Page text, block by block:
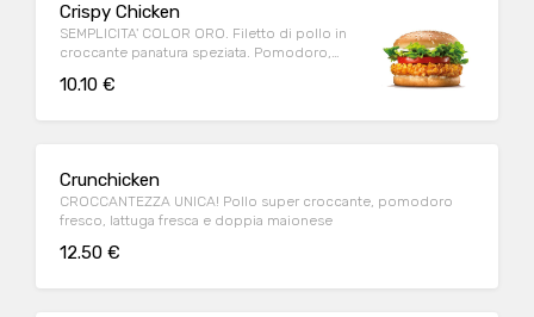
Crispy Chicken
SEMPLICITA' COLOR ORO. Filetto di pollo in
croccante panatura speziata. Pomodoro,
10.10 €
Crunchicken
CROCCANTEZZA UNICA! Pollo super croccante, pomodoro
fresco, lattuga fresca e doppia maionese
12.50 €